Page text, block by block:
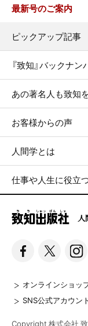
最新号のご案内
ピックアップ記事
『致知』バックナン
あの著名人も致知
お客様からの声
人間学とは
仕事や人生に役立
人
オンラインショッ
SNS公式アカウン
Copyright 株式会社